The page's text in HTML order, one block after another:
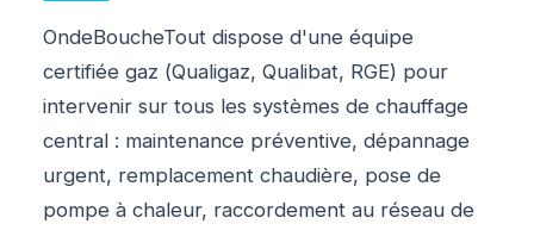
OndeBoucheTout dispose d'une équipe
certifiée gaz (Qualigaz, Qualibat, RGE) pour
intervenir sur tous les systèmes de chauffage
central : maintenance préventive, dépannage
urgent, remplacement chaudière, pose de
pompe à chaleur, raccordement au réseau de